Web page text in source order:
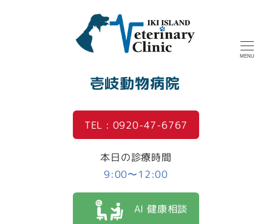
壱岐動物病院
MENU
TEL : 0920-47-6767
本日の診療時間
9:00〜12:00
AI 健康相談